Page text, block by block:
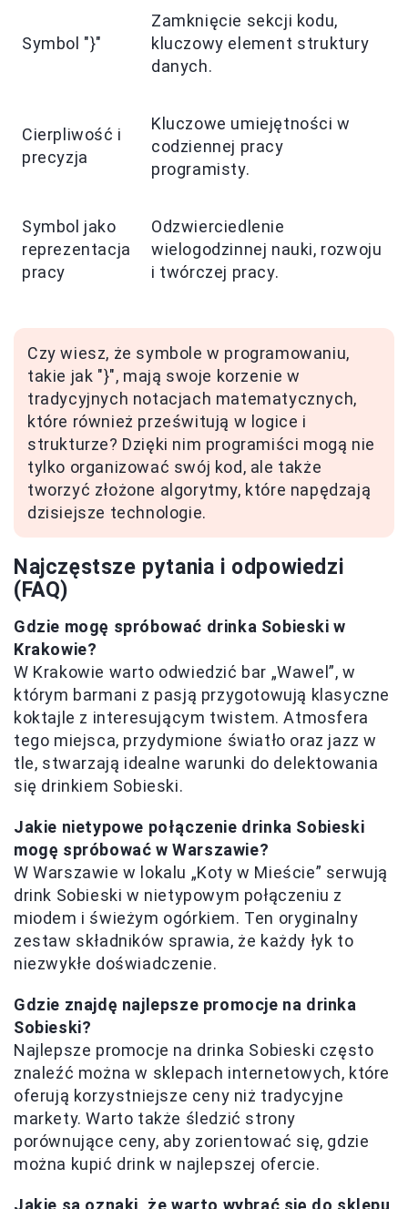
Symbol "}"
Zamknięcie sekcji kodu,
kluczowy element struktury
danych.
Cierpliwość i
precyzja
Kluczowe umiejętności w
codziennej pracy
programisty.
Symbol jako
reprezentacja
pracy
Odzwierciedlenie
wielogodzinnej nauki, rozwoju
i twórczej pracy.
Czy wiesz, że symbole w programowaniu,
takie jak "}", mają swoje korzenie w
tradycyjnych notacjach matematycznych,
które również prześwitują w logice i
strukturze? Dzięki nim programiści mogą nie
tylko organizować swój kod, ale także
tworzyć złożone algorytmy, które napędzają
dzisiejsze technologie.
Najczęstsze pytania i odpowiedzi
(FAQ)
Gdzie mogę spróbować drinka Sobieski w
Krakowie?
W Krakowie warto odwiedzić bar „Wawel”, w
którym barmani z pasją przygotowują klasyczne
koktajle z interesującym twistem. Atmosfera
tego miejsca, przydymione światło oraz jazz w
tle, stwarzają idealne warunki do delektowania
się drinkiem Sobieski.
Jakie nietypowe połączenie drinka Sobieski
mogę spróbować w Warszawie?
W Warszawie w lokalu „Koty w Mieście” serwują
drink Sobieski w nietypowym połączeniu z
miodem i świeżym ogórkiem. Ten oryginalny
zestaw składników sprawia, że każdy łyk to
niezwykłe doświadczenie.
Gdzie znajdę najlepsze promocje na drinka
Sobieski?
Najlepsze promocje na drinka Sobieski często
znaleźć można w sklepach internetowych, które
oferują korzystniejsze ceny niż tradycyjne
markety. Warto także śledzić strony
porównujące ceny, aby zorientować się, gdzie
można kupić drink w najlepszej ofercie.
Jakie są oznaki, że warto wybrać się do sklepu